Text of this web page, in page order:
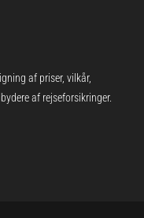
af priser, vilkår,
af rejseforsikringer.